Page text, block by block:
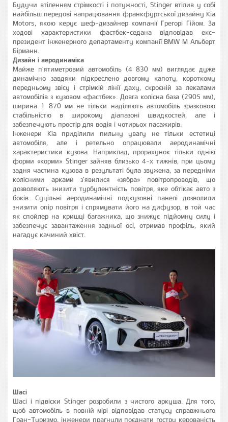
Будучи втіленням стрімкості і потужності, Stinger втілив у собі
найбільш передові напрацювання франкфуртської дизайну Kia
Motors, якою керує шеф-дизайнер компанії Грегорі Гійом. За
ходові характеристики фастбек-седана відповідав екс-
президент інженерного департаменту компанії BMW M Альберт
Бірманн.
Дизайн і аеродинаміка
Майже п'ятиметровий автомобіль (4 830 мм) виглядає дуже
динамічно завдяки підкреслено довгому капоту, короткому
передньому звісу і стрімкій лінії даху, скроєній за лекалами
автомобілів з кузовом «фастбек». Довга колісна база (2905 мм),
ширина 1 870 мм не тільки наділяють автомобіль зразковою
стабільністю в широкому діапазоні швидкостей, але і
забезпечують простір для водія і чотирьох пасажирів.
Інженери Kia приділили пильну увагу не тільки естетиці
автомобіля, але і ретельно опрацювали аеродинамічні
характеристики кузова. Наприклад, прорахунок тільки однієї
форми «корми» Stinger зайняв близько 4-х тижнів, при цьому
задня частина кузова в результаті була звужена, за передніми
колісними арками з'явилися «зябра» повітропроводів, що
дозволяють знизити турбулентність повітря, яке обтікає авто з
боків. Суцільні аеродинамічні подкузовні панелі дозволили
знизити опір повітря і спрямувати його на дифузор, в той час
як спойлер на кришці багажника, що знижує підйомну силу і
забезпечує завантаження задньої осі, отримав профіль, який
нагадує качиний хвіст.
Шасі
Шасі і підвіски Stinger розробили з чистого аркуша. Для того,
щоб автомобіль в повній мірі відповідав статусу справжнього
Гран-Туризмо, інженери прагнули поєднати гостру керованість